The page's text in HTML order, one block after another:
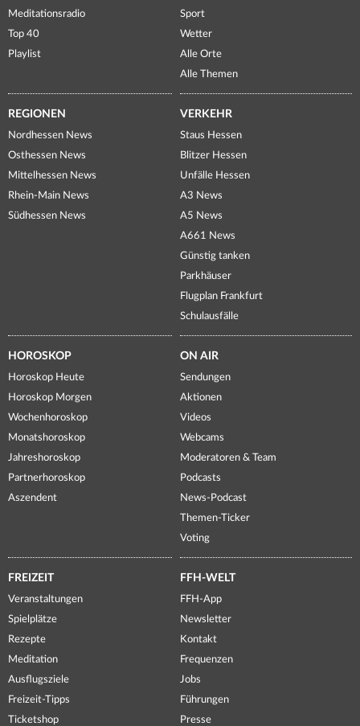
Meditationsradio
Top 40
Playlist
Sport
Wetter
Alle Orte
Alle Themen
REGIONEN
Nordhessen News
Osthessen News
Mittelhessen News
Rhein-Main News
Südhessen News
VERKEHR
Staus Hessen
Blitzer Hessen
Unfälle Hessen
A3 News
A5 News
A661 News
Günstig tanken
Parkhäuser
Flugplan Frankfurt
Schulausfälle
HOROSKOP
Horoskop Heute
Horoskop Morgen
Wochenhoroskop
Monatshoroskop
Jahreshoroskop
Partnerhoroskop
Aszendent
ON AIR
Sendungen
Aktionen
Videos
Webcams
Moderatoren & Team
Podcasts
News-Podcast
Themen-Ticker
Voting
FREIZEIT
Veranstaltungen
Spielplätze
Rezepte
Meditation
Ausflugsziele
Freizeit-Tipps
Ticketshop
FFH-WELT
FFH-App
Newsletter
Kontakt
Frequenzen
Jobs
Führungen
Presse